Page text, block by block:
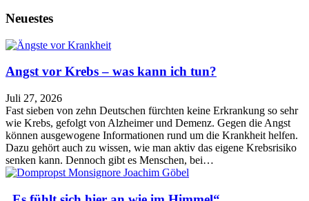
Neuestes
Angst vor Krebs – was kann ich tun?
Juli 27, 2026
Fast sieben von zehn Deutschen fürchten keine Erkrankung so sehr
wie Krebs, gefolgt von Alzheimer und Demenz. Gegen die Angst
können ausgewogene Informationen rund um die Krankheit helfen.
Dazu gehört auch zu wissen, wie man aktiv das eigene Krebsrisiko
senken kann. Dennoch gibt es Menschen, bei…